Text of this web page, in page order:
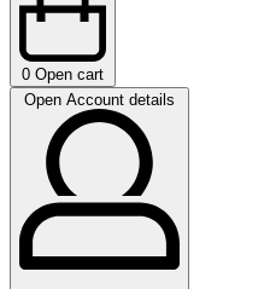
0 Open cart
Open Account details